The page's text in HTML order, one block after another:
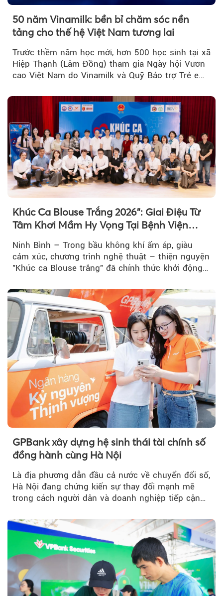
50 năm Vinamilk: bền bỉ chăm sóc nền
tảng cho thế hệ Việt Nam tương lai
Trước thềm năm học mới, hơn 500 học sinh tại xã
Hiệp Thạnh (Lâm Đồng) tham gia Ngày hội Vươn
cao Việt Nam do Vinamilk và Quỹ Bảo trợ Trẻ em
Khúc Ca Blouse Trắng 2026": Giai Điệu Từ
Tâm Khơi Mầm Hy Vọng Tại Bệnh Viện
Ninh Bình – Trong bầu không khí ấm áp, giàu
cảm xúc, chương trình nghệ thuật – thiện nguyện
"Khúc ca Blouse trắng" đã chính thức khởi động
GPBank xây dựng hệ sinh thái tài chính số
đồng hành cùng Hà Nội
Là địa phương dẫn đầu cả nước về chuyển đổi số,
Hà Nội đang chứng kiến sự thay đổi mạnh mẽ
trong cách người dân và doanh nghiệp tiếp cận